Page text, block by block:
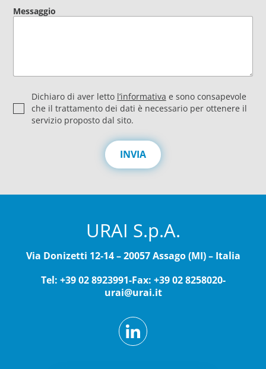
Messaggio
r
i
Dichiaro di aver letto l’informativa e sono consapevole
che il trattamento dei dati è necessario per ottenere il
servizio proposto dal sito.
INVIA
URAI S.p.A.
Via Donizetti 12-14 – 20057 Assago (MI) – Italia
Tel: +39 02 8923991-Fax: +39 02 8258020-
urai@urai.it